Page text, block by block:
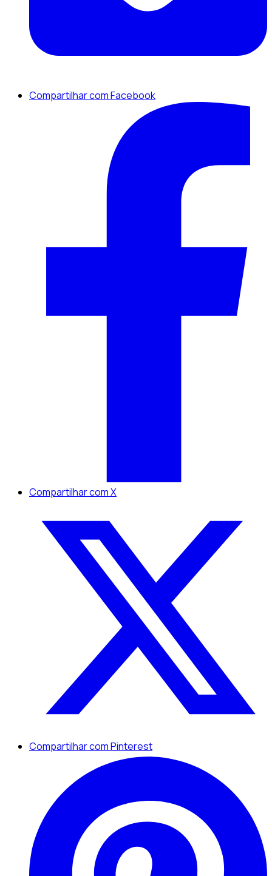
Compartilhar com Facebook
Compartilhar com X
Compartilhar com Pinterest